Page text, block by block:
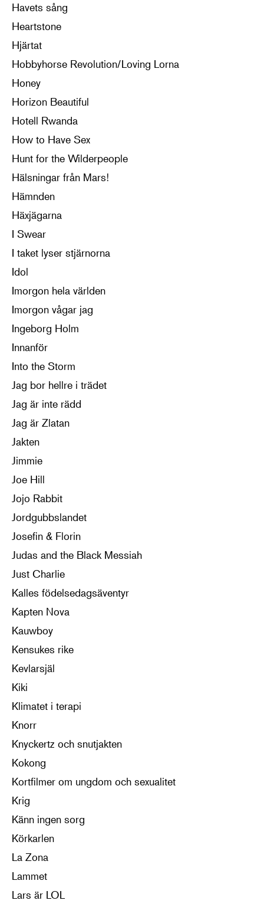
Havets sång
Heartstone
Hjärtat
Hobbyhorse Revolution/Loving Lorna
Honey
Horizon Beautiful
Hotell Rwanda
How to Have Sex
Hunt for the Wilderpeople
Hälsningar från Mars!
Hämnden
Häxjägarna
I Swear
I taket lyser stjärnorna
Idol
Imorgon hela världen
Imorgon vågar jag
Ingeborg Holm
Innanför
Into the Storm
Jag bor hellre i trädet
Jag är inte rädd
Jag är Zlatan
Jakten
Jimmie
Joe Hill
Jojo Rabbit
Jordgubbslandet
Josefin & Florin
Judas and the Black Messiah
Just Charlie
Kalles födelsedagsäventyr
Kapten Nova
Kauwboy
Kensukes rike
Kevlarsjäl
Kiki
Klimatet i terapi
Knorr
Knyckertz och snutjakten
Kokong
Kortfilmer om ungdom och sexualitet
Krig
Känn ingen sorg
Körkarlen
La Zona
Lammet
Lars är LOL